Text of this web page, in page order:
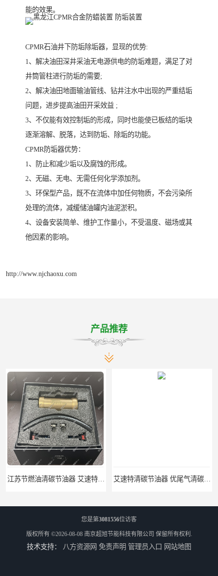
能的效果。
CPMR石油井下防垢除垢器，显现的优势:
1、解决油田深井采油无电源供电的防垢难题，满足了对
井筒管柱进行防垢的需要;
2、解决油田地面输油管线、钻井注水中出现的严重结垢
问题，进步提高油田开采效益 ;
3、不仅能有效控制垢的形成，同时也能使已板结的垢块
逐渐溶解、脱落，达到防垢、除垢的功能。
CPMR防垢器优势：
1、防止和减少垢以及腐蚀的形成。
2、无磁、无电、无需任何化学添加剂。
3、环保型产品，既不在流体中加任何物质，不会污染所
处理的流体，减缓储油罐内油泥淤积。
4、设备安装简单、维护工作量小，不受温度、磁场或其
他因素的影响。
http://www.njchaoxu.com
产品推荐
您是第3081556位访客
版权所有 ©2026-08-08 南京超旭节能科技有限公司 保留所有权利.
技术支持： 八方资源网 免责声明 管理员入口 网站地图